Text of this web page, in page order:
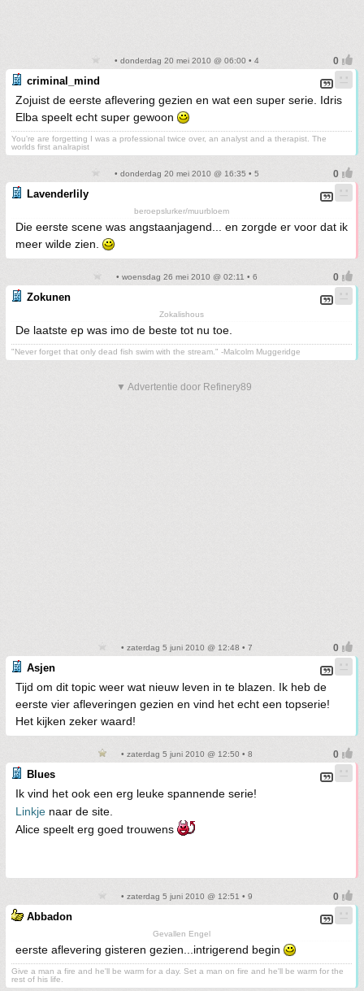
• donderdag 20 mei 2010 @ 06:00 • 4
criminal_mind
Zojuist de eerste aflevering gezien en wat een super serie. Idris
Elba speelt echt super gewoon
You're are forgetting I was a professional twice over, an analyst and a therapist. The
worlds first analrapist
• donderdag 20 mei 2010 @ 16:35 • 5
Lavenderlily
beroepslurker/muurbloem
Die eerste scene was angstaanjagend... en zorgde er voor dat ik
meer wilde zien.
• woensdag 26 mei 2010 @ 02:11 • 6
Zokunen
Zokalishous
De laatste ep was imo de beste tot nu toe.
"Never forget that only dead fish swim with the stream." -Malcolm Muggeridge
▼ Advertentie door Refinery89
• zaterdag 5 juni 2010 @ 12:48 • 7
Asjen
Tijd om dit topic weer wat nieuw leven in te blazen. Ik heb de
eerste vier afleveringen gezien en vind het echt een topserie!
Het kijken zeker waard!
• zaterdag 5 juni 2010 @ 12:50 • 8
Blues
Ik vind het ook een erg leuke spannende serie!
Linkje naar de site.
Alice speelt erg goed trouwens
• zaterdag 5 juni 2010 @ 12:51 • 9
Abbadon
Gevallen Engel
eerste aflevering gisteren gezien...intrigerend begin
Give a man a fire and he'll be warm for a day. Set a man on fire and he'll be warm for the
rest of his life.